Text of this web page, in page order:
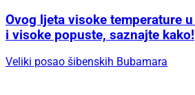
Ovog ljeta visoke temperature
i visoke popuste, saznajte kako!
Veliki posao šibenskih Bubamara